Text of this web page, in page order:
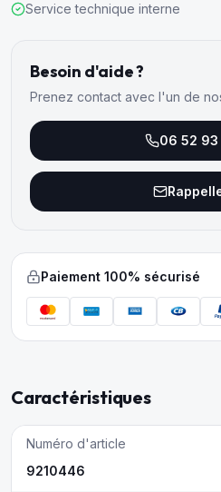
Service technique interne
Besoin d'aide ?
Prenez contact avec l'un de
06 52
Paiement 100% sécurisé
Caractéristiques
Numéro d'article
9210446